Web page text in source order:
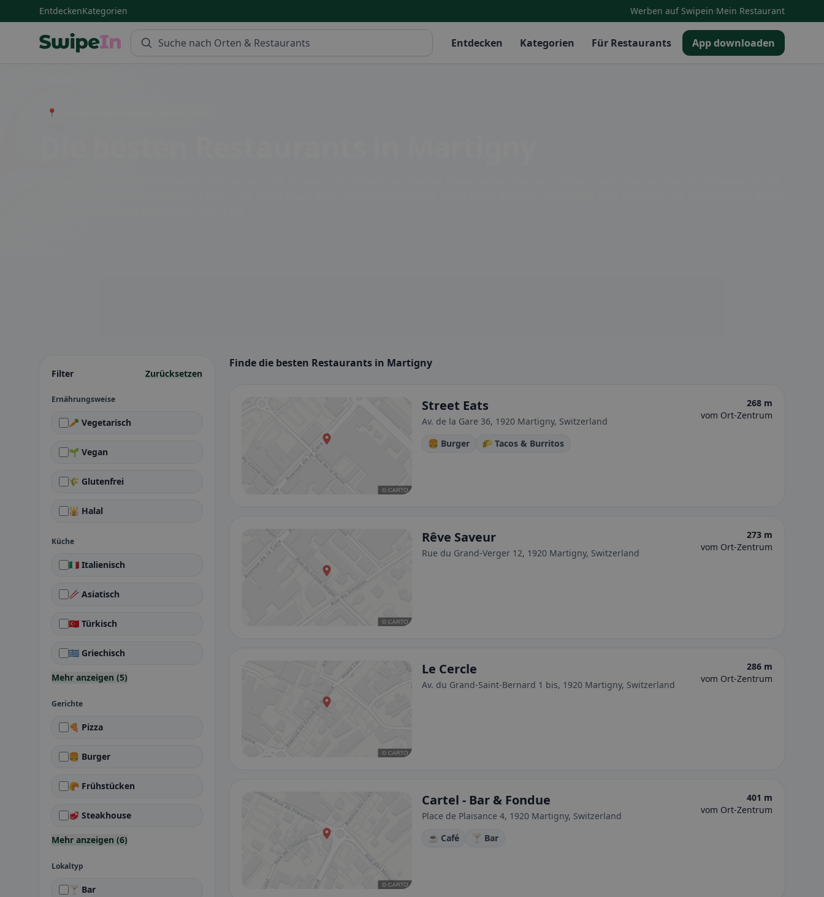
EntdeckenKategorien Werben auf Swipein·Mein Restaurant
Entdecken Kategorien Für Restaurants App downloaden
📍 Entdecke Restaurants, Bars & Cafés
Filter Zurücksetzen
Ernährungsweise
🥕 Vegetarisch
🌱 Vegan
🌾 Glutenfrei
🕌 Halal
Küche
🇮🇹 Italienisch
🥢 Asiatisch
🇹🇷 Türkisch
🇬🇷 Griechisch
Mehr anzeigen (5)
Gerichte
🍕 Pizza
🍔 Burger
🥐 Frühstücken
🥩 Steakhouse
Mehr anzeigen (6)
Lokaltyp
🍸 Bar
Finde die besten Restaurants in Martigny
Street Eats
Av. de la Gare 36, 1920 Martigny, Switzerland
268 m
vom Ort-Zentrum
🍔 Burger 🌮 Tacos & Burritos
Rêve Saveur
Rue du Grand-Verger 12, 1920 Martigny, Switzerland
273 m
vom Ort-Zentrum
Le Cercle
Av. du Grand-Saint-Bernard 1 bis, 1920 Martigny, Switzerland
286 m
vom Ort-Zentrum
Cartel - Bar & Fondue
Place de Plaisance 4, 1920 Martigny, Switzerland
401 m
vom Ort-Zentrum
☕ Café 🍸 Bar